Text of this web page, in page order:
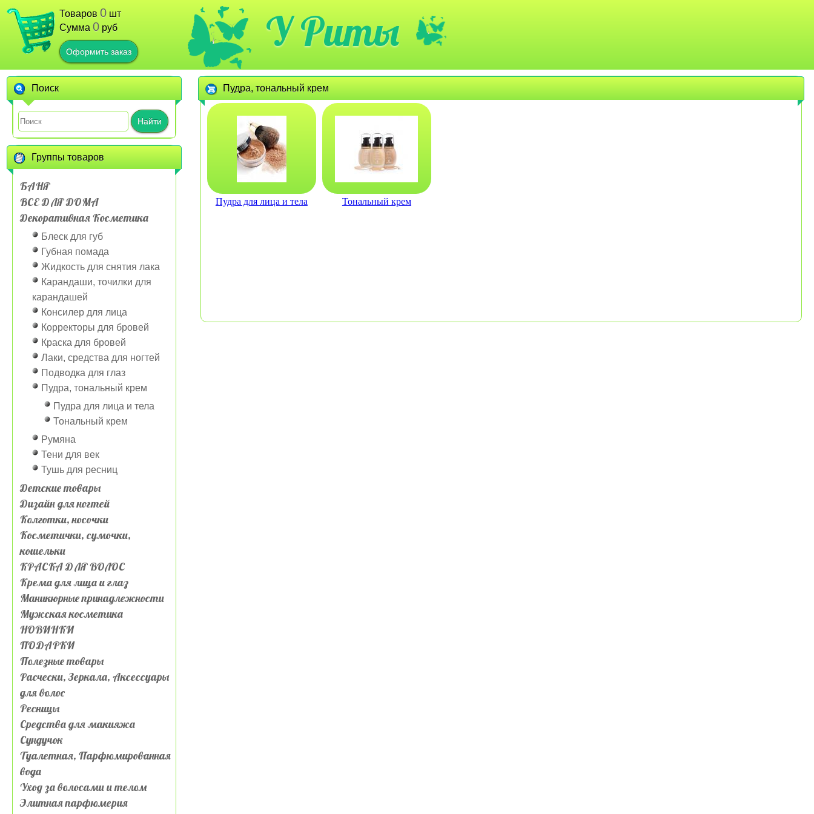
Товаров 0 шт
Сумма 0 руб
Оформить заказ У Риты
Поиск
Найти
Группы товаров
БАНЯ
ВСЕ ДЛЯ ДОМА
Декоративная Косметика
Блеск для губ
Губная помада
Жидкость для снятия лака
Карандаши, точилки для
карандашей
Консилер для лица
Корректоры для бровей
Краска для бровей
Лаки, средства для ногтей
Подводка для глаз
Пудра, тональный крем
Пудра для лица и тела
Тональный крем
Румяна
Тени для век
Тушь для ресниц
Детские товары
Дизайн для ногтей
Колготки, носочки
Косметички, сумочки,
кошельки
КРАСКА ДЛЯ ВОЛОС
Крема для лица и глаз
Маникюрные принадлежности
Мужская косметика
НОВИНКИ
ПОДАРКИ
Полезные товары
Расчески, Зеркала, Аксессуары
для волос
Ресницы
Средства для макияжа
Сундучок
Туалетная, Парфюмированная
вода
Уход за волосами и телом
Элитная парфюмерия
Пудра, тональный крем
Пудра для лица и тела Тональный крем